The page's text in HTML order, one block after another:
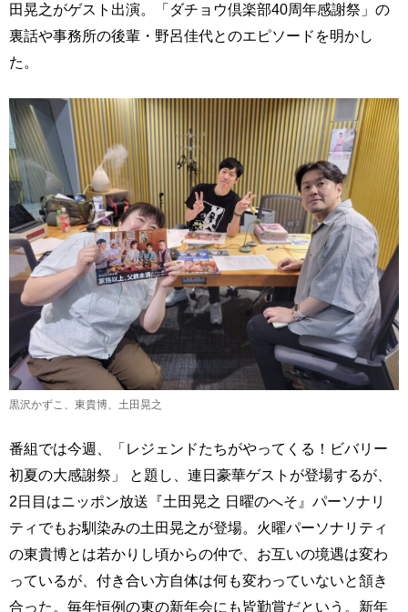
田晃之がゲスト出演。「ダチョウ倶楽部40周年感謝祭」の
裏話や事務所の後輩・野呂佳代とのエピソードを明かし
た。
黒沢かずこ、東貴博、土田晃之
番組では今週、「レジェンドたちがやってくる！ビバリー
初夏の大感謝祭」 と題し、連日豪華ゲストが登場するが、
2日目はニッポン放送『土田晃之 日曜のへそ』パーソナリ
ティでもお馴染みの土田晃之が登場。火曜パーソナリティ
の東貴博とは若かりし頃からの仲で、お互いの境遇は変わ
っているが、付き合い方自体は何も変わっていないと頷き
合った。毎年恒例の東の新年会にも皆勤賞だという。新年